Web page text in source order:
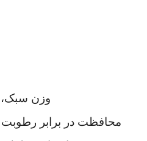
وزن سبک،
محافظت در برابر